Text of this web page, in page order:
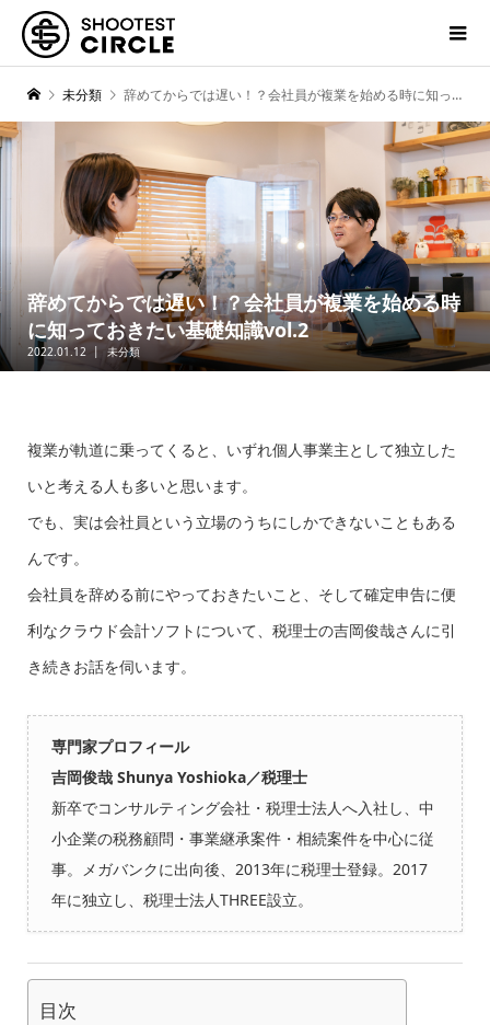
未分類 辞めてからでは遅い！？会社員が複業を始める時に知っておきたい基礎知識vol.2
辞めてからでは遅い！？会社員が複業を始める時
に知っておきたい基礎知識vol.2
2022.01.12 未分類
複業が軌道に乗ってくると、いずれ個人事業主として独立した
いと考える人も多いと思います。
でも、実は会社員という立場のうちにしかできないこともある
んです。
会社員を辞める前にやっておきたいこと、そして確定申告に便
利なクラウド会計ソフトについて、税理士の吉岡俊哉さんに引
き続きお話を伺います。
専門家プロフィール
吉岡俊哉 Shunya Yoshioka／税理士
新卒でコンサルティング会社・税理士法人へ入社し、中
小企業の税務顧問・事業継承案件・相続案件を中心に従
事。メガバンクに出向後、2013年に税理士登録。2017
年に独立し、税理士法人THREE設立。
目次